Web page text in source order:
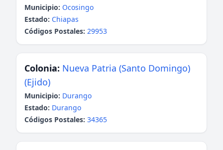
Municipio: Ocosingo
Estado: Chiapas
Códigos Postales: 29953
Colonia: Nueva Patria (Santo Domingo)
(Ejido)
Municipio: Durango
Estado: Durango
Códigos Postales: 34365